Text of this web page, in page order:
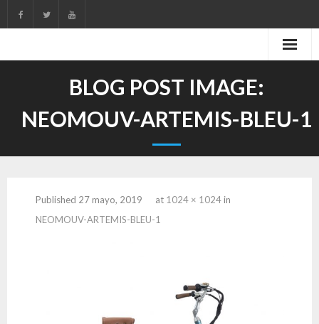
to
BLOG POST IMAGE:
NEOMOUV-ARTEMIS-BLEU-1
Published 27 mayo, 2019 at 1024 × 1024in
NEOMOUV-ARTEMIS-BLEU-1